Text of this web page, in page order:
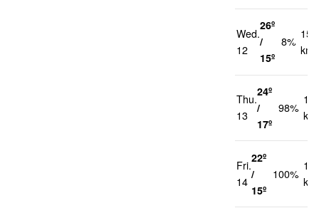
Wed.
12
26º
/
15º
8%
15
Thu.
13
24º
/
17º
98%
12
Fri.
14
22º
/
15º
100%
13